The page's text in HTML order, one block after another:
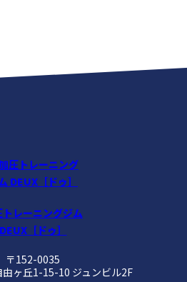
トレーニングジム
DEUX［ドゥ］
〒152-0035
ヶ丘1-15-10 ジュンビル2F